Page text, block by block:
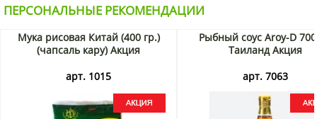
ПЕРСОНАЛЬНЫЕ РЕКОМЕНДАЦИИ
Мука рисовая Китай (400 гр.)
(чапсаль кару) Акция
арт. 1015
Рыбный соус Aroy-D
Таиланд Акция
арт. 7063